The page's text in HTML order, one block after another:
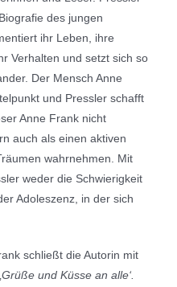
des jungen
ihr Leben, ihre
Verhalten und setzt sich so
Der Mensch Anne
und Pressler schafft
Anne Frank nicht
auch als einen aktiven
wahrnehmen. Mit
weder die Schwierigkeit
Adoleszenz, in der sich
schließt die Autorin mit
Grüße und Küsse an alle‘.